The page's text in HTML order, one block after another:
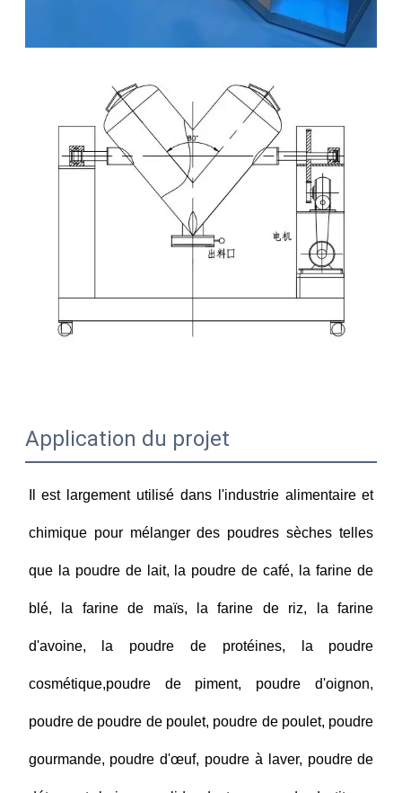
Application du projet
Il est largement utilisé dans l'industrie alimentaire et
chimique pour mélanger des poudres sèches telles
que la poudre de lait, la poudre de café, la farine de
blé, la farine de maïs, la farine de riz, la farine
d'avoine, la poudre de protéines, la poudre
cosmétique,poudre de piment, poudre d'oignon,
poudre de poudre de poulet, poudre de poulet, poudre
gourmande, poudre d'œuf, poudre à laver, poudre de